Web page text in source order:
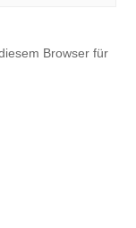
Browser für